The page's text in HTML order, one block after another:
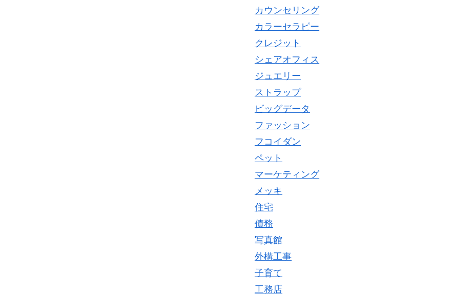
カウンセリング
カラーセラピー
クレジット
シェアオフィス
ジュエリー
ストラップ
ビッグデータ
ファッション
フコイダン
ペット
マーケティング
メッキ
住宅
債務
写真館
外構工事
子育て
工務店